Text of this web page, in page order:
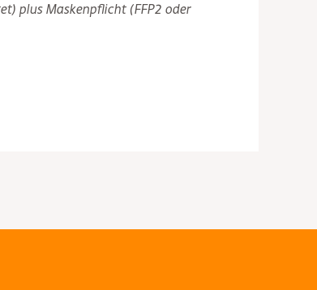
plus Maskenpflicht (FFP2 oder